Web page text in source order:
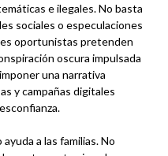
e ilegales. No basta
sociales o especulaciones
oportunistas pretenden
oscura impulsada
una narrativa
y campañas digitales
a las familias. No